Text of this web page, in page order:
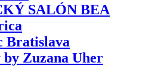
SALÓN BEA
Bratislava
by Zuzana Uher